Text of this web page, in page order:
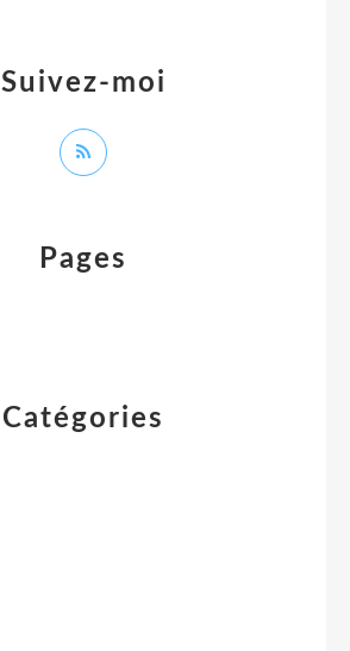
Catégories
Pages
Suivez-moi